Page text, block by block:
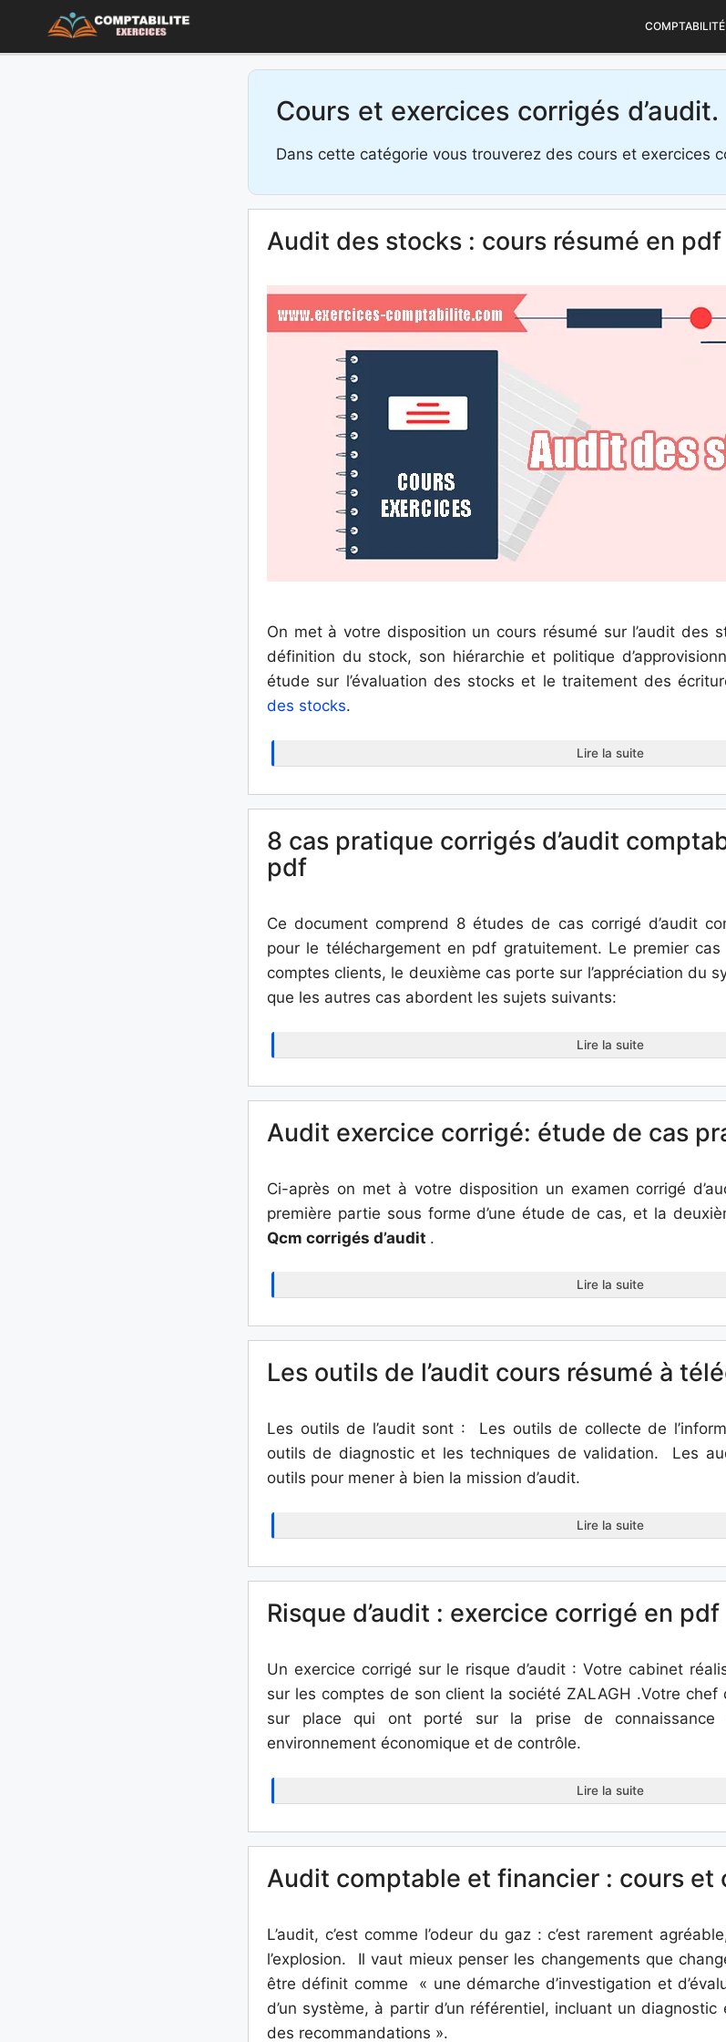
contenu
COMPTABILITÉ
Cours et exercices corrigés d’audit.
Dans cette catégorie vous trouverez des cours et exercices
Audit des stocks : cours résumé en pdf
On met à votre disposition un cours résumé sur l’audit des
définition du stock, son hiérarchie et politique
étude sur l’évaluation des stocks et le traitement des
des stocks.
Lire la suite
8 cas pratique corrigés d’audit
pdf
Ce document comprend 8 études de cas corrigé d’audit
pour le téléchargement en pdf gratuitement. Le premier
comptes clients, le deuxième cas porte sur l’appréciation du
que les autres cas abordent les sujets suivants:
Lire la suite
Audit exercice corrigé: étude de cas
Ci-après on met à votre disposition un examen corrigé
première partie sous forme d’une étude de cas, et la
Qcm corrigés d’audit .
Lire la suite
Les outils de l’audit cours résumé à
Les outils de l’audit sont : Les outils de collecte de
outils de diagnostic et les techniques de validation. Les
outils pour mener à bien la mission d’audit.
Lire la suite
Risque d’audit : exercice corrigé en pdf
Un exercice corrigé sur le risque d’audit : Votre cabinet
sur les comptes de son client la société ZALAGH .Votre
sur place qui ont porté sur la prise de connaissance
environnement économique et de contrôle.
Lire la suite
Audit comptable et financier : cours et
L’audit, c’est comme l’odeur du gaz : c’est rarement
l’explosion. Il vaut mieux penser les changements que
être définit comme « une démarche d’investigation et
d’un système, à partir d’un référentiel, incluant un
des recommandations ».